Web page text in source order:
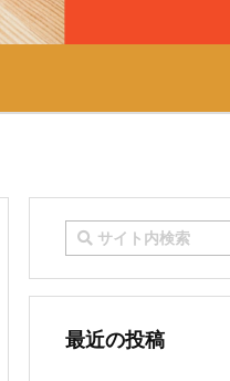
最近の投稿